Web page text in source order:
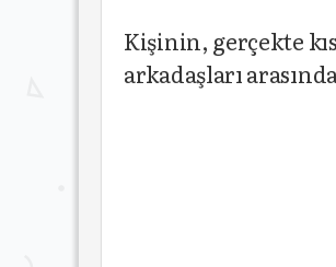
Kişinin, gerçekte
arkadaşları